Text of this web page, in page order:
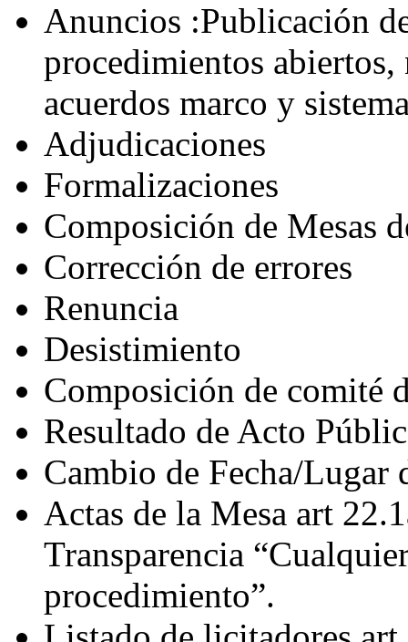
Anuncios :Publicación
procedimientos
acuerdos marco y
Adjudicaciones
Formalizaciones
Composición de Mesas
Corrección de errores
Renuncia
Desistimiento
Composición de comité
Resultado de Acto
Cambio de Fecha/Lugar
Actas de la Mesa art
Transparencia
procedimiento”.